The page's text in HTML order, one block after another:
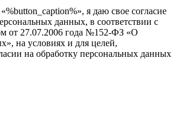
я даю свое согласие
данных, в соответствии с
от 27.07.2006 года №152-ФЗ «О
на условиях и для целей,
на обработку персональных данных